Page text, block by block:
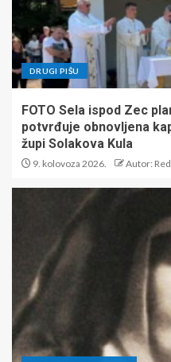
DRUGI PIŠU
FOTO Sela ispod Zec
potvrđuje obnovljena
župi Solakova Kula
9. kolovoza 2026. Autor: